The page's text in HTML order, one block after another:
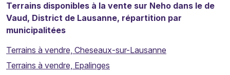
Terrains disponibles à la vente sur Neho dans le de
Vaud, District de Lausanne, répartition par
municipalitées
Terrains à vendre, Cheseaux-sur-Lausanne
Terrains à vendre, Epalinges